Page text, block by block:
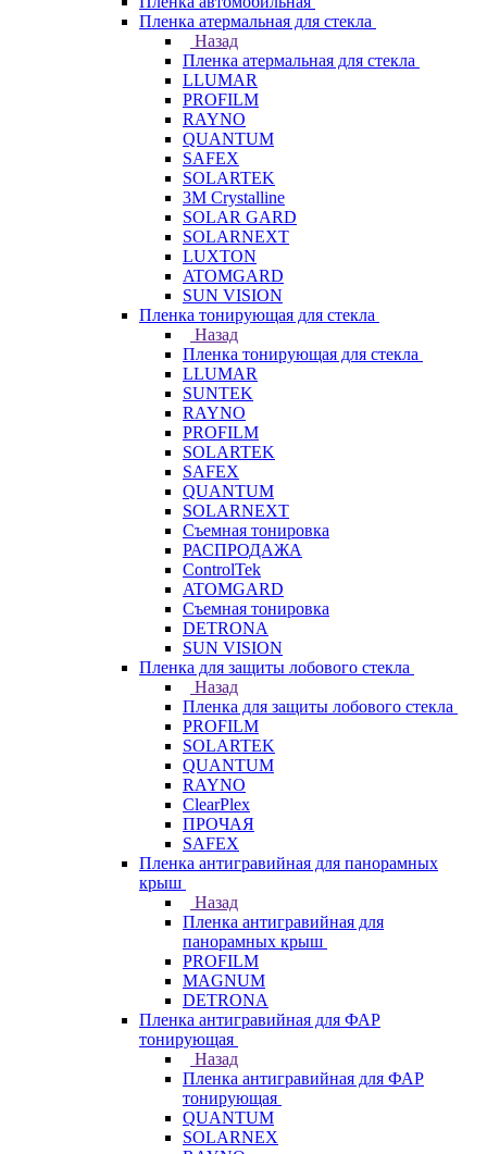
Пленка атермальная для стекла
Назад
Пленка атермальная для стекла
LLUMAR
PROFILM
RAYNO
QUANTUM
SAFEX
SOLARTEK
3M Crystalline
SOLAR GARD
SOLARNEXT
LUXTON
ATOMGARD
SUN VISION
Пленка тонирующая для стекла
Назад
Пленка тонирующая для стекла
LLUMAR
SUNTEK
RAYNO
PROFILM
SOLARTEK
SAFEX
QUANTUM
SOLARNEXT
Съемная тонировка
РАСПРОДАЖА
ControlTek
ATOMGARD
Съемная тонировка
DETRONA
SUN VISION
Пленка для защиты лобового стекла
Назад
Пленка для защиты лобового стекла
PROFILM
SOLARTEK
QUANTUM
RAYNO
ClearPlex
ПРОЧАЯ
SAFEX
Пленка антигравийная для панорамных
крыш
Назад
Пленка антигравийная для
панорамных крыш
PROFILM
MAGNUM
DETRONA
Пленка антигравийная для ФАР
тонирующая
Назад
Пленка антигравийная для ФАР
тонирующая
QUANTUM
SOLARNEX